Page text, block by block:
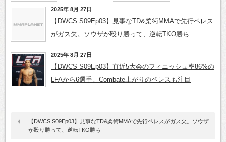
2025年 8月 27日
【DWCS S09Ep03】見事なTD&柔術MMAで先行ペレス
がガス欠。ソウザが殴り勝って、逆転TKO勝ち
2025年 8月 27日
【DWCS S09Ep03】直近5大会のフィニッシュ率86%の
LFAから6選手。Combate上がりのペレスも注目
【DWCS S09Ep03】見事なTD&柔術MMAで先行ペレスがガス欠。ソウザ
が殴り勝って、逆転TKO勝ち